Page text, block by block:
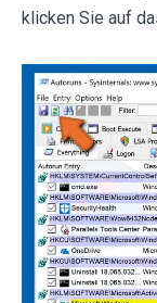
klicken Sie auf